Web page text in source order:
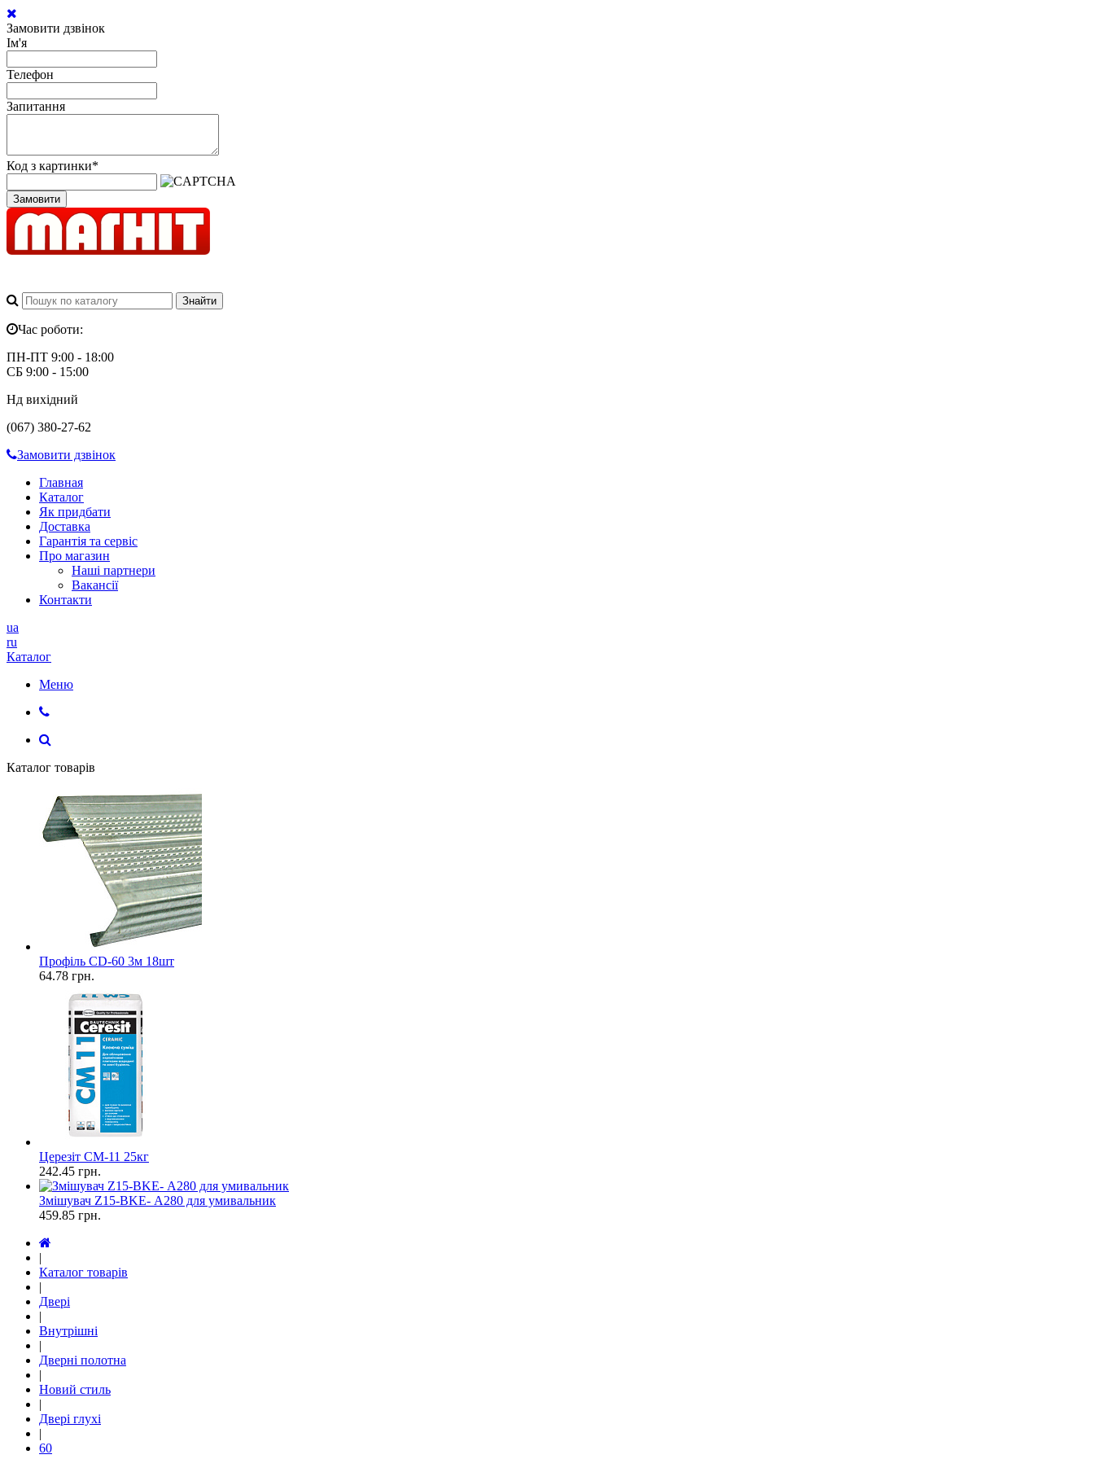
Замовити дзвінок
Ім'я
Телефон
Запитання
Код з картинки*
Замовити
Час роботи:
ПН-ПТ 9:00 - 18:00
СБ 9:00 - 15:00
Нд вихідний
(067) 380-27-62
Замовити дзвінок
Главная
Каталог
Як придбати
Доставка
Гарантія та сервіс
Про магазин
Наші партнери
Вакансії
Контакти
ua
ru
Каталог
Меню
Каталог товарів
Профіль CD-60 3м 18шт
64.78 грн.
Церезіт СМ-11 25кг
242.45 грн.
Змішувач Z15-ВKE- А280 для умивальник
459.85 грн.
|
Каталог товарів
|
Двері
|
Внутрішні
|
Дверні полотна
|
Новий стиль
|
Двері глухі
|
60